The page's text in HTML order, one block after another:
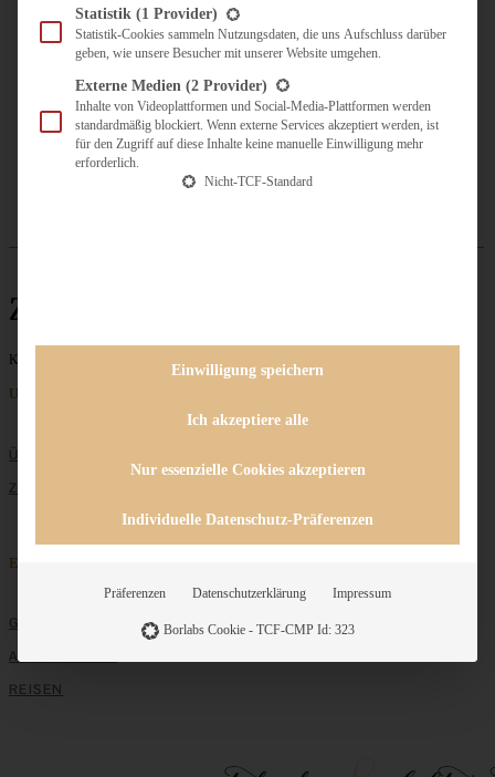
KULINARISCH UNTERWEGS
ÜBER MICH
ZUSAMMENARBEIT
Zimtstreusel
Keine Beiträge gefunden
Unternehmen
ÜBER MICH
ZUSAMMENARBEIT
Entdecken
GRUNDLAGEN
ALLE REZEPTE
REISEN
Statistik (1 Provider)
Statistik-Cookies sammeln Nutzungsdaten, die uns Aufschluss darüber
geben, wie unsere Besucher mit unserer Website umgehen.
Externe Medien (2 Provider)
Inhalte von Videoplattformen und Social-Media-Plattformen werden
standardmäßig blockiert. Wenn externe Services akzeptiert werden, ist
für den Zugriff auf diese Inhalte keine manuelle Einwilligung mehr
erforderlich.
Nicht-TCF-Standard
Einwilligung speichern
Ich akzeptiere alle
Nur essenzielle Cookies akzeptieren
Individuelle Datenschutz-Präferenzen
Präferenzen Datenschutzerklärung Impressum
Borlabs Cookie - TCF-CMP Id: 323